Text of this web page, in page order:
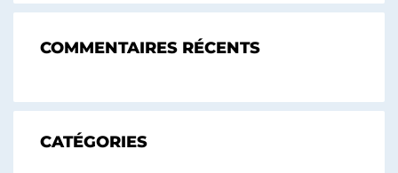
COMMENTAIRES RÉCENTS
CATÉGORIES